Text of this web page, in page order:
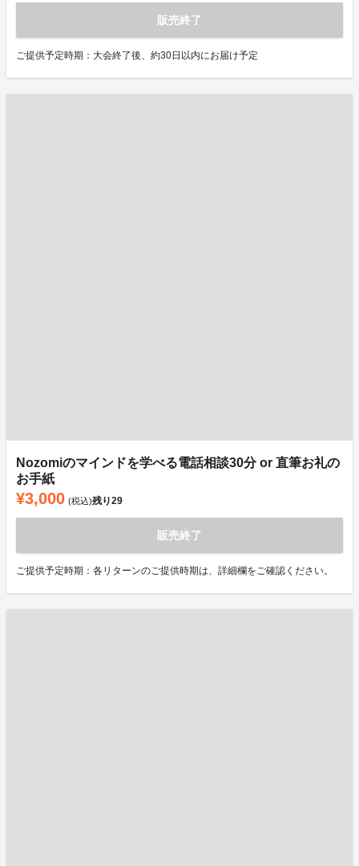
販売終了
ご提供予定時期：大会終了後、約30日以内にお届け予定
Nozomiのマインドを学べる電話相談30分 or 直筆お礼の
お手紙
¥3,000 (税込)残り29
販売終了
ご提供予定時期：各リターンのご提供時期は、詳細欄をご確認ください。